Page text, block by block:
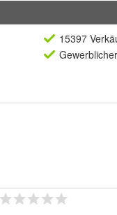
15397
Gewerblich